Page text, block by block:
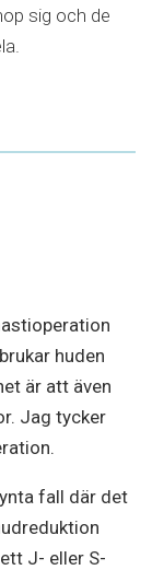
sig och de
huden
är att även
Jag tycker
fall där det
J- eller S-